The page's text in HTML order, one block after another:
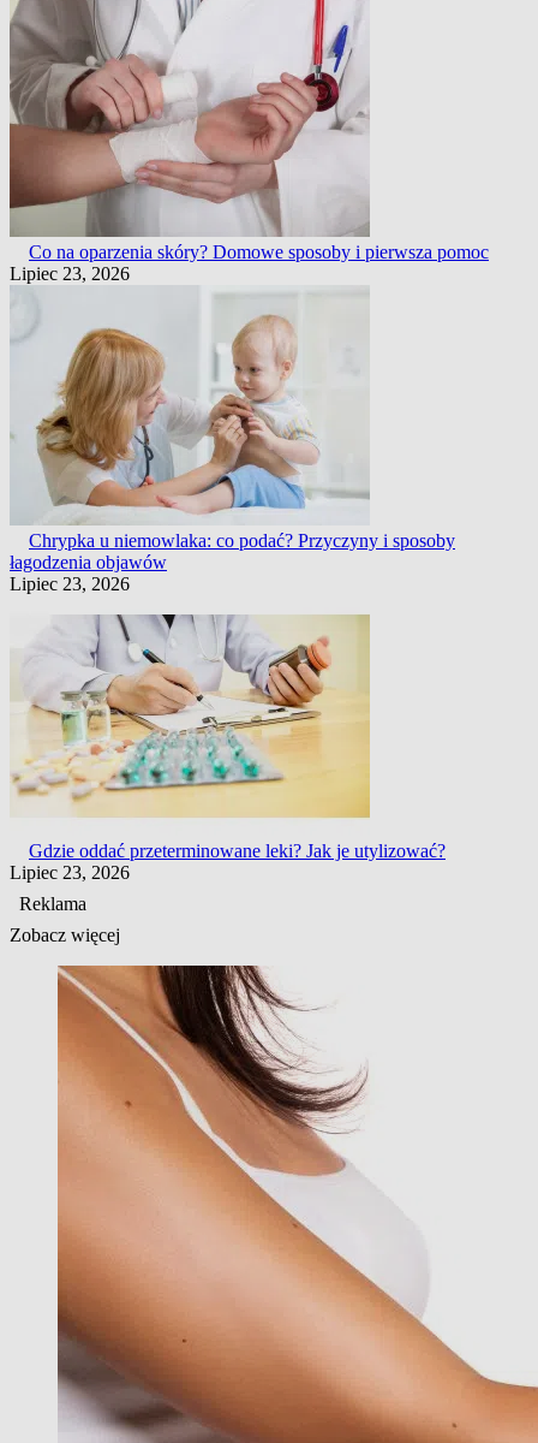
Co na oparzenia skóry? Domowe sposoby i pierwsza pomoc
Lipiec 23, 2026
Chrypka u niemowlaka: co podać? Przyczyny i sposoby
łagodzenia objawów
Lipiec 23, 2026
Gdzie oddać przeterminowane leki? Jak je utylizować?
Lipiec 23, 2026
Reklama
Zobacz więcej